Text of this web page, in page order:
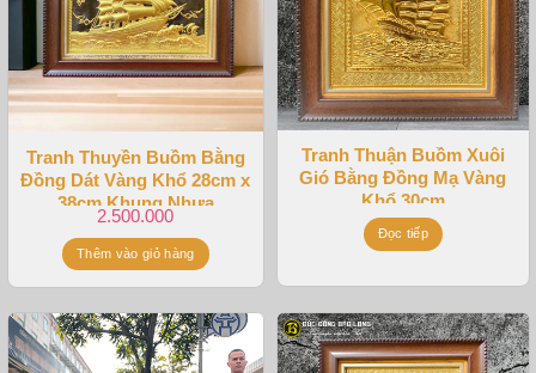
Tranh Thuyền Buồm Bằng
Đồng Dát Vàng Khổ 28cm x
38cm Khung Nhựa
2.500.000
Thêm vào giỏ hàng
Tranh Thuận Buồm Xuôi
Gió Bằng Đồng Mạ Vàng
Khổ 30cm
Đọc tiếp